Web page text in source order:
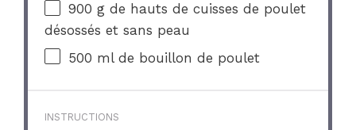
900 g de hauts de cuisses de poulet
désossés et sans peau
500 ml de bouillon de poulet
INSTRUCTIONS